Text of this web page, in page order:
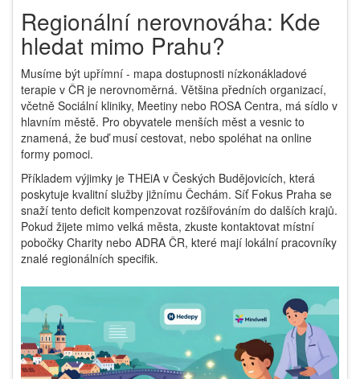
Regionální nerovnováha: Kde
hledat mimo Prahu?
Musíme být upřímní - mapa dostupnosti nízkonákladové
terapie v ČR je nerovnoměrná. Většina předních organizací,
včetně Sociální kliniky, Meetiny nebo ROSA Centra, má sídlo v
hlavním městě. Pro obyvatele menších měst a vesnic to
znamená, že buď musí cestovat, nebo spoléhat na online
formy pomoci.
Příkladem výjimky je THEiA v Českých Budějovicích, která
poskytuje kvalitní služby jižnímu Čechám. Síť Fokus Praha se
snaží tento deficit kompenzovat rozšiřováním do dalších krajů.
Pokud žijete mimo velká města, zkuste kontaktovat místní
pobočky Charity nebo ADRA ČR, které mají lokální pracovníky
znalé regionálních specifik.